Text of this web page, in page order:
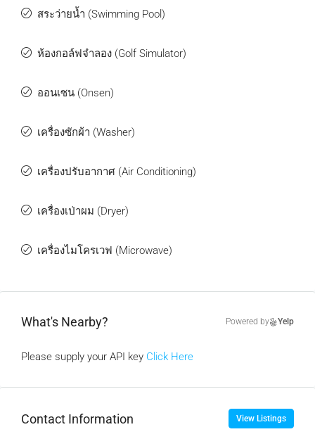
สระว่ายน้ำ (Swimming Pool)
ห้องกอล์ฟจำลอง (Golf Simulator)
ออนเซน (Onsen)
เครื่องซักผ้า (Washer)
เครื่องปรับอากาศ (Air Conditioning)
เครื่องเป่าผม (Dryer)
เครื่องไมโครเวฟ (Microwave)
What's Nearby? Powered by Yelp
Please supply your API key Click Here
Contact Information View Listings